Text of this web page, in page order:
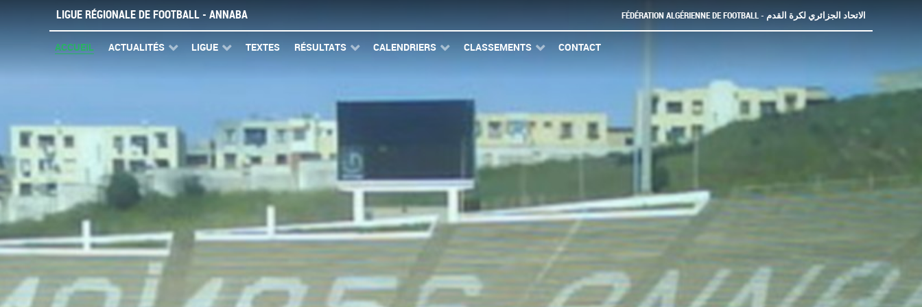
LIGUE RÉGIONALE DE FOOTBALL - ANNABA FÉDÉRATION ALGÉRIENNE DE FOOTBALL - الاتحاد الجزائري لكرة القدم
ACCUEIL ACTUALITÉS LIGUE TEXTES RÉSULTATS CALENDRIERS CLASSEMENTS CONTACT